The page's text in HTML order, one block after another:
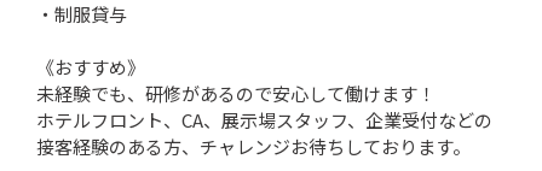
・制服貸与
《おすすめ》
未経験でも、研修があるので安心して働けます！
ホテルフロント、CA、展示場スタッフ、企業受付などの
接客経験のある方、チャレンジお待ちしております。